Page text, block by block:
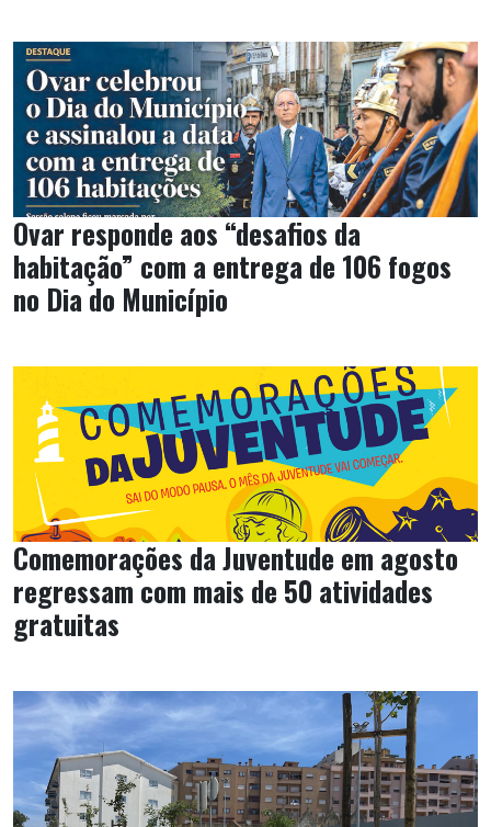
Ovar responde aos “desafios da
habitação” com a entrega de 106 fogos
no Dia do Município
Comemorações da Juventude em agosto
regressam com mais de 50 atividades
gratuitas